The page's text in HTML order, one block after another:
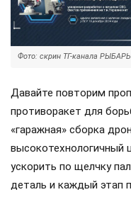
Фото: скрин ТГ-канала РЫБАРЬ
Давайте повторим
противоракет для
«гаражная» сборка
высокотехнологичный
ускорить по щелчку
деталь и каждый этап